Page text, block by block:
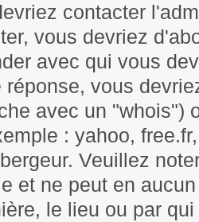
contacter
vous devriez
avec qui vous
réponse, vous
avec un "whois")
: yahoo,
Veuillez
et ne peut en
le lieu ou par